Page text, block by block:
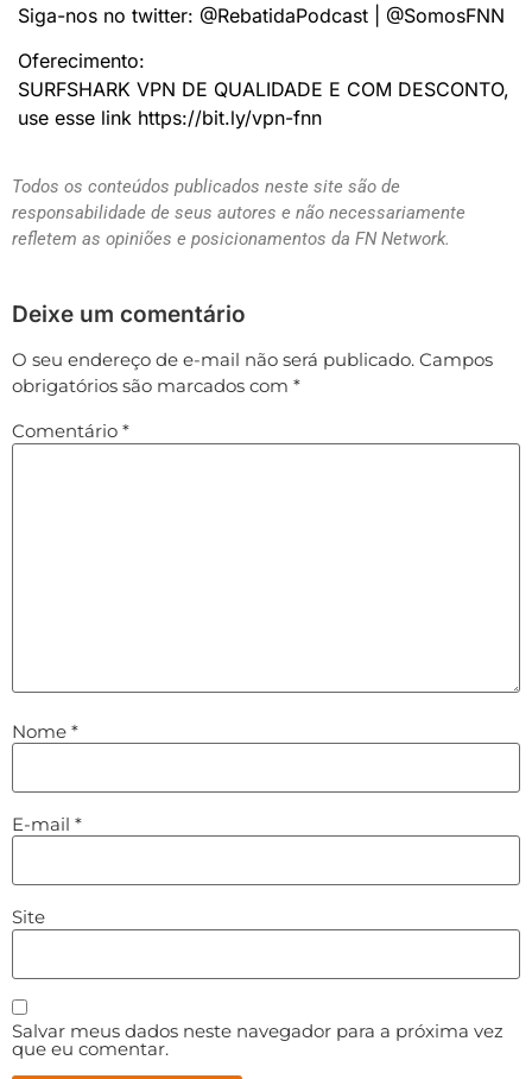
Siga-nos no twitter: @RebatidaPodcast | @SomosFNN
Oferecimento:
SURFSHARK VPN DE QUALIDADE E COM DESCONTO,
use esse link https://bit.ly/vpn-fnn
Todos os conteúdos publicados neste site são de
responsabilidade de seus autores e não necessariamente
refletem as opiniões e posicionamentos da FN Network.
Deixe um comentário
O seu endereço de e-mail não será publicado. Campos
obrigatórios são marcados com *
Comentário *
Nome *
E-mail *
Site
Salvar meus dados neste navegador para a próxima vez
que eu comentar.